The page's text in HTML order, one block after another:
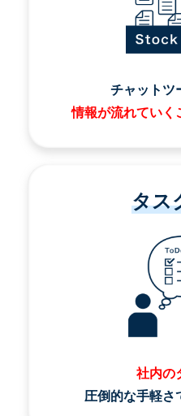
チャットツ
情報が流れていく
タス
社内の
圧倒的な手軽さ